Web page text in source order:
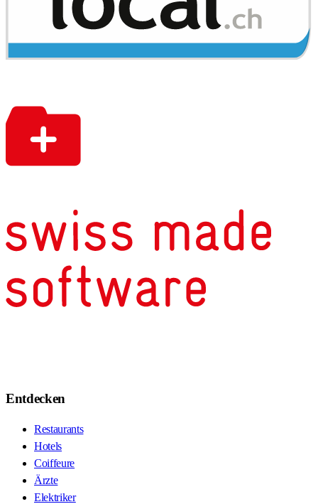
Entdecken
Restaurants
Hotels
Coiffeure
Ärzte
Elektriker